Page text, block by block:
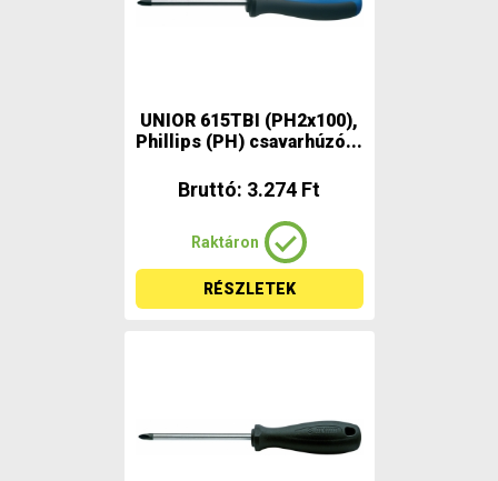
UNIOR 615TBI (PH2x100),
Phillips (PH) csavarhúzó...
Bruttó: 3.274 Ft
Raktáron
RÉSZLETEK